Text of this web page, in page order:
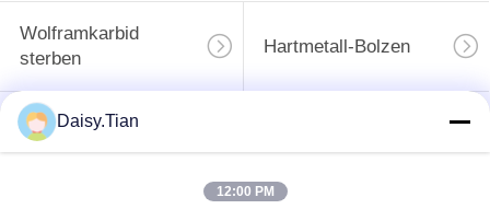
Wolframkarbid
sterben
Hartmetall-Bolzen
Bergbaustückchen
des Hartmetalls
Wolframkarbid
Daisy.Tian
12:00 PM